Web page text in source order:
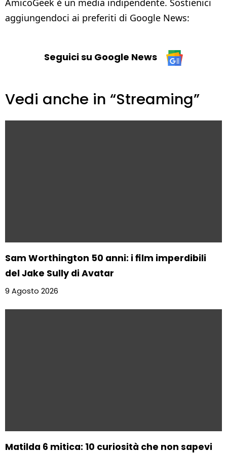
AmicoGeek è un media indipendente. Sostienici
aggiungendoci ai preferiti di Google News:
Seguici su Google News
Vedi anche in “Streaming”
Sam Worthington 50 anni: i film imperdibili
del Jake Sully di Avatar
9 Agosto 2026
Matilda 6 mitica: 10 curiosità che non sapevi